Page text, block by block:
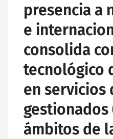
PROYECTOS DE
presencia a
e
consolida
tecnológico
en servicios
gestionados
ámbitos de